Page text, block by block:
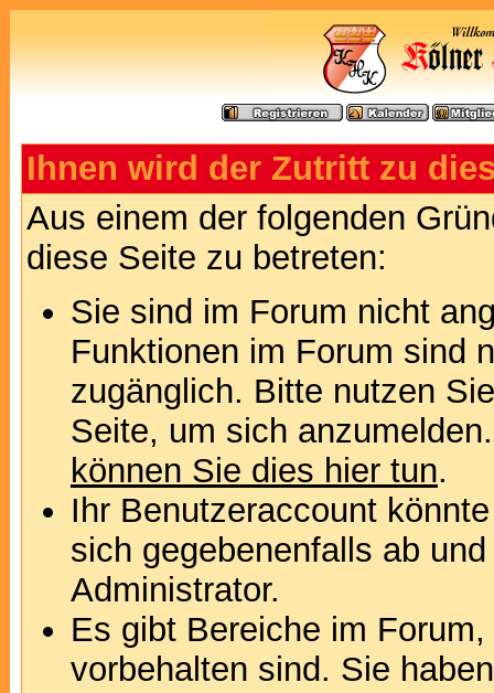
Ihnen wird der Zutritt zu
Aus einem der folgenden
diese Seite zu betreten:
Sie sind im Forum nicht
Funktionen im Forum sind
zugänglich. Bitte nutzen
Seite, um sich
können Sie dies hier tun.
Ihr Benutzeraccount
sich gegebenenfalls ab
Administrator.
Es gibt Bereiche im
vorbehalten sind. Sie